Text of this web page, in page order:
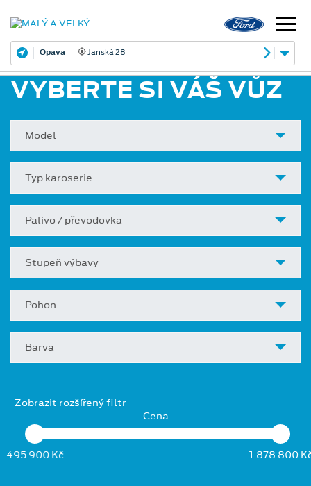
Opava Janská 28
VYBERTE SI VÁŠ VŮZ
Model
Typ karoserie
Palivo / převodovka
Stupeň výbavy
Pohon
Barva
Zobrazit rozšířený filtr
Cena
495 900 Kč 1 878 800